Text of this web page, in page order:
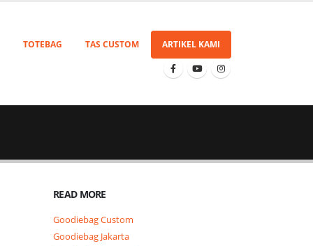
TOTEBAG TAS CUSTOM ARTIKEL KAMI
READ MORE
Goodiebag Custom
Goodiebag Jakarta